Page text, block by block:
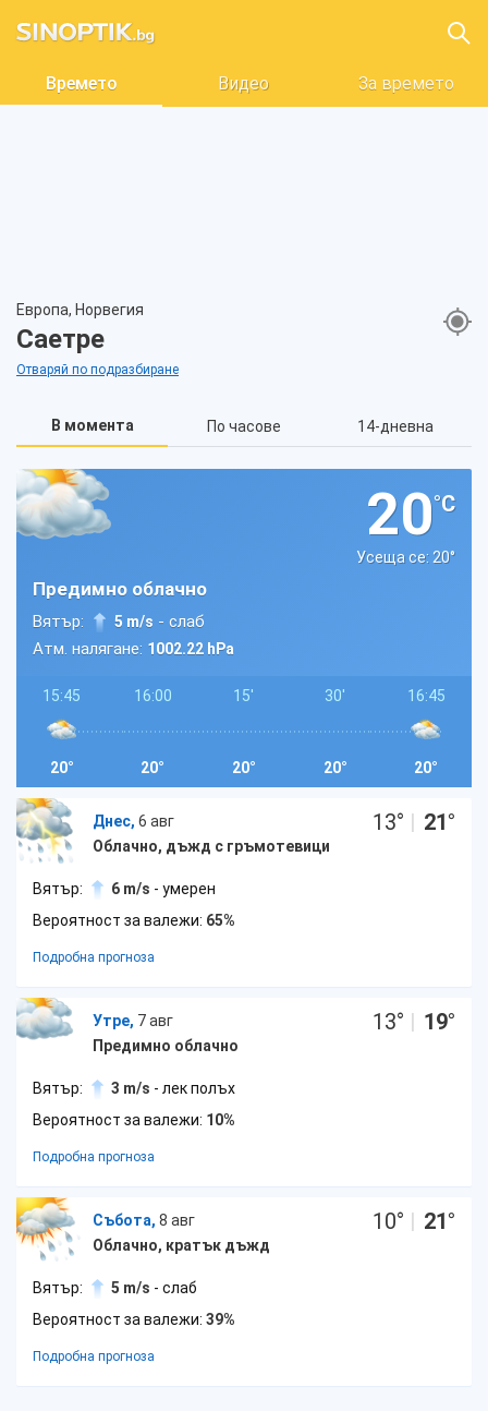
Времето Видео За времето
Европа, Норвегия
Саетре
Отваряй по подразбиране
В момента По часове 14-дневна
20°C
Усеща се: 20°
Предимно облачно
Вятър: 5 m/s - слаб
Атм. налягане: 1002.22 hPa
15:45
20°
16:00
20°
15'
20°
30'
20°
16:45
20°
Днес, 6 авг
Облачно, дъжд с гръмотевици
13° | 21°
Вятър: 6 m/s - умерен
Вероятност за валежи: 65%
Подробна прогноза
Утре, 7 авг
Предимно облачно
13° | 19°
Вятър: 3 m/s - лек полъх
Вероятност за валежи: 10%
Подробна прогноза
Събота, 8 авг
Облачно, кратък дъжд
10° | 21°
Вятър: 5 m/s - слаб
Вероятност за валежи: 39%
Подробна прогноза